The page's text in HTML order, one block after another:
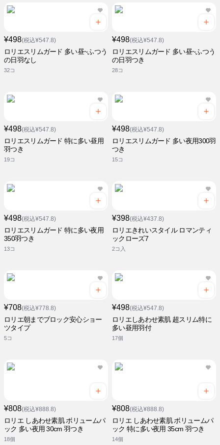
¥498(税込¥547.8)
ロリエスリムガード 多い昼~ふつう
の日羽なし
32コ
¥498(税込¥547.8)
ロリエスリムガード 多い昼~ふつう
の日羽つき
28コ
¥498(税込¥547.8)
ロリエスリムガード 特に多い昼用
羽つき
19コ
¥498(税込¥547.8)
ロリエスリムガード 多い夜用300羽
つき
15コ
¥498(税込¥547.8)
ロリエスリムガード 特に多い夜用
350羽つき
13コ
¥398(税込¥437.8)
ロリエきれいスタイル ロマンティ
ックローズ7
2コ入
¥708(税込¥778.8)
ロリエ朝までブロック安心ショー
ツタイプ
5コ
¥498(税込¥547.8)
ロリエしあわせ素肌 超スリム特に
多い昼用羽付
17個
¥808(税込¥888.8)
ロリエ しあわせ素肌 ボリュームパ
ック 多い夜用 30cm 羽つき
18個
¥808(税込¥888.8)
ロリエ しあわせ素肌 ボリュームパ
ック 特に多い夜用 35cm 羽つき
14個